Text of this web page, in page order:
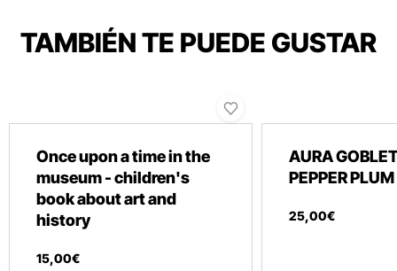
TAMBIÉN TE PUEDE GUSTAR
Once upon a time in the
museum - children's
book about art and
history
15,00€
AURA
PEPPER
25,00€